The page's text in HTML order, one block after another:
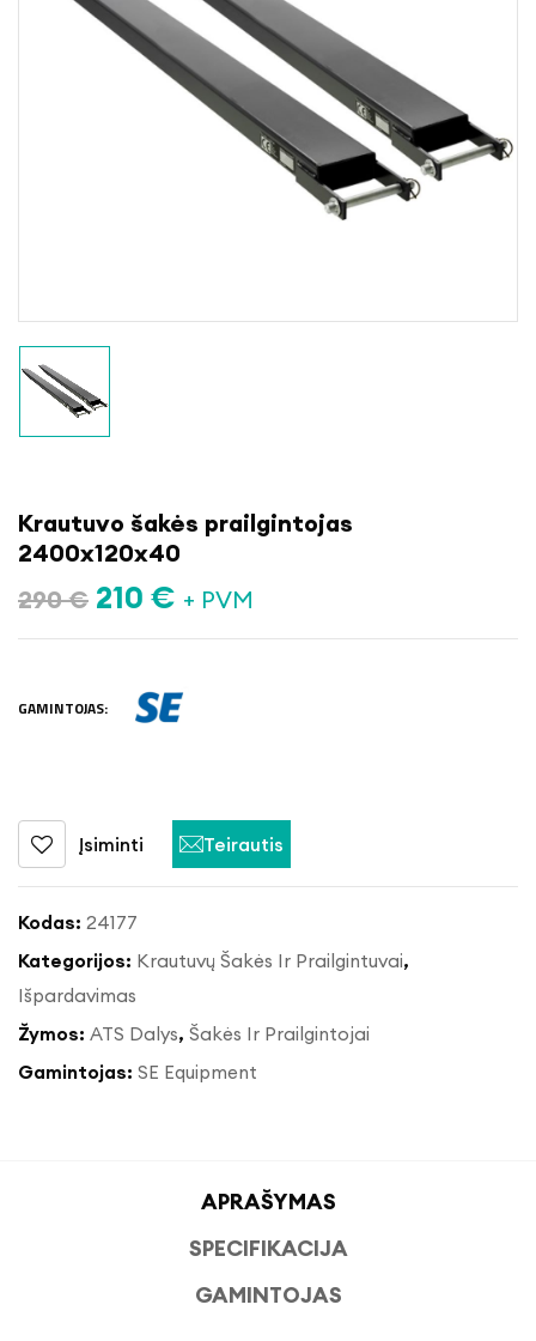
Krautuvo šakės prailgintojas
2400x120x40
290€ 210 € + PVM
GAMINTOJAS:
Įsiminti Teirautis
Kodas: 24177
Kategorijos: Krautuvų Šakės Ir Prailgintuvai,
Išpardavimas
Žymos: ATS Dalys, Šakės Ir Prailgintojai
Gamintojas: SE Equipment
APRAŠYMAS
SPECIFIKACIJA
GAMINTOJAS